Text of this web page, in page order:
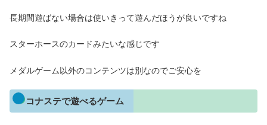
長期間遊ばない場合は使いきって遊んだほうが良いですね
スターホースのカードみたいな感じです
メダルゲーム以外のコンテンツは別なのでご安心を
コナステで遊べるゲーム